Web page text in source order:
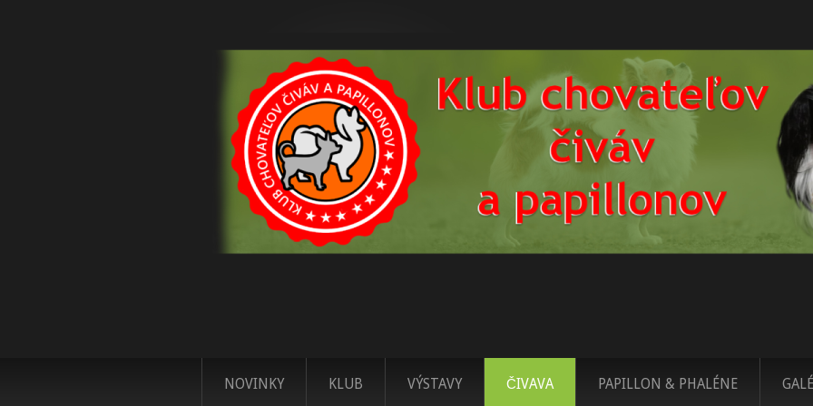
NOVINKY KLUB VÝSTAVY ČIVAVA PAPILLON & PHALÉNE